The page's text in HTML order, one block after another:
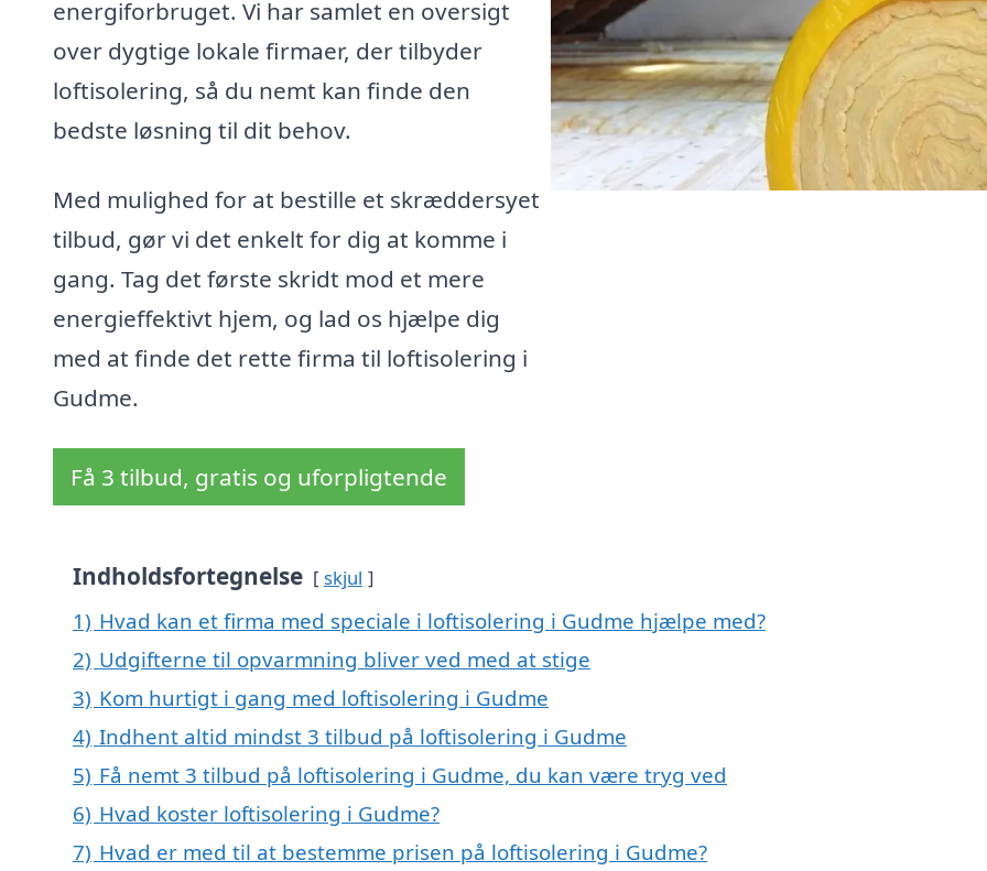
energiforbruget. Vi har samlet en oversigt
over dygtige lokale firmaer, der tilbyder
loftisolering, så du nemt kan finde den
bedste løsning til dit behov.
Med mulighed for at bestille et skræddersyet
tilbud, gør vi det enkelt for dig at komme i
gang. Tag det første skridt mod et mere
energieffektivt hjem, og lad os hjælpe dig
med at finde det rette firma til loftisolering i
Gudme.
Få 3 tilbud, gratis og uforpligtende
Indholdsfortegnelse skjul
1) Hvad kan et firma med speciale i loftisolering i Gudme hjælpe med?
2) Udgifterne til opvarmning bliver ved med at stige
3) Kom hurtigt i gang med loftisolering i Gudme
4) Indhent altid mindst 3 tilbud på loftisolering i Gudme
5) Få nemt 3 tilbud på loftisolering i Gudme, du kan være tryg ved
6) Hvad koster loftisolering i Gudme?
7) Hvad er med til at bestemme prisen på loftisolering i Gudme?